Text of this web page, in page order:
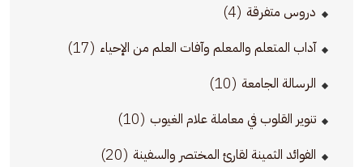
دروس متفرقة (4)
آداب المتعلم والمعلم وآفات العلم من الإحياء (17)
الرسالة الجامعة (10)
تنوير القلوب في معاملة علام الغيوب (10)
الفوائد الثمينة لقارئ المختصر والسفينة (20)